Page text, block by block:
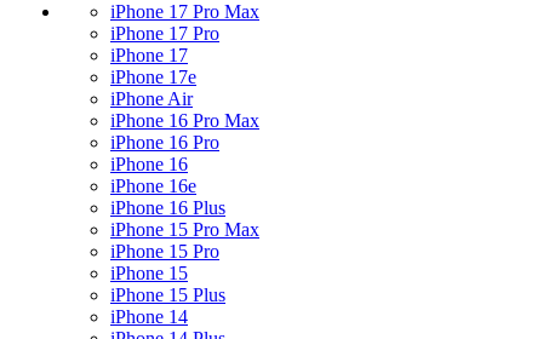
iPhone 17 Pro Max
iPhone 17 Pro
iPhone 17
iPhone 17e
iPhone Air
iPhone 16 Pro Max
iPhone 16 Pro
iPhone 16
iPhone 16e
iPhone 16 Plus
iPhone 15 Pro Max
iPhone 15 Pro
iPhone 15
iPhone 15 Plus
iPhone 14